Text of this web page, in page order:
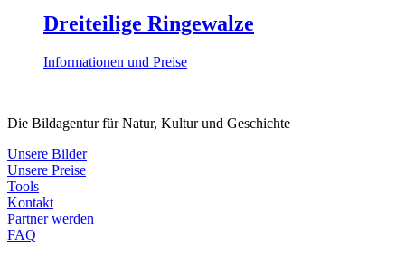
Dreiteilige Ringewalze
Informationen und Preise
Die Bildagentur für Natur, Kultur und Geschichte
Unsere Bilder
Unsere Preise
Tools
Kontakt
Partner werden
FAQ